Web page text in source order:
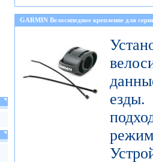
GARMIN Велосипедное крепление для